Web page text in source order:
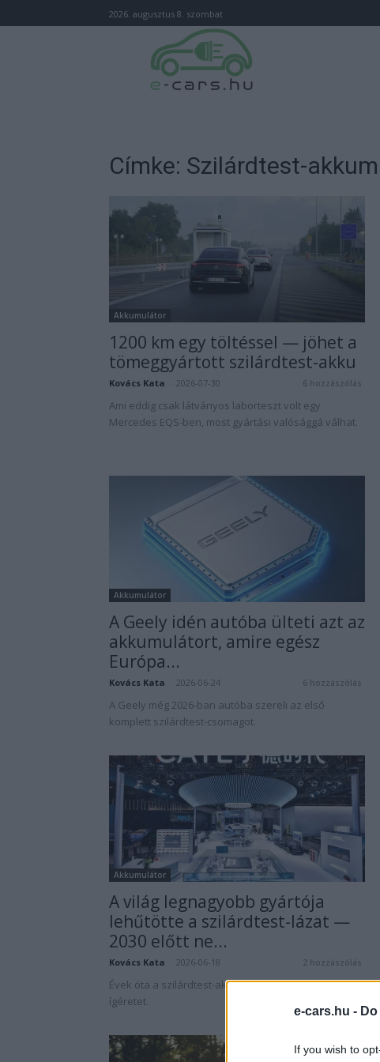
e-cars.hu -
If you wish to
2026. augusztus 8. szombat
Címke: Szilárdtest-
Akkumulátor
1200 km egy töltéssel — jöhet a
tömeggyártott szilárdtest-akku
Kovács Kata 2026-07-30 6 hozzászólás
Ami eddig csak látványos laborteszt volt egy
Mercedes EQS-ben, most gyártási valósággá válhat.
Akkumulátor
A Geely idén autóba ülteti azt az
akkumulátort, amire egész
Európa...
Kovács Kata 2026-06-24 6 hozzászólás
A Geely még 2026-ban autóba szereli az első
komplett szilárdtest-csomagot.
Akkumulátor
A világ legnagyobb gyártója
lehűtötte a szilárdtest-lázat —
2030 előtt ne...
Kovács Kata 2026-06-18 2 hozzászólás
Évek óta a szilárdtest-akkumulátorok jelentik a nagy
ígéretet.